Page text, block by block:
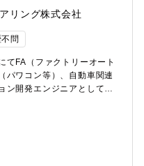
図ることができます。■キャ
向の若手メンバーと共にご
ことができます。【求め
感じる方■新しい技術に興
率先して開発に取り組む方
れるベンチャー企業が集ま
名だたる京都企業からの良
はリスクに対応し得る強固
役割が多様に変化する中で
案するべく、新たな挑戦を
フィナンシャルグループを
ストラクチャーの強化を通
65歳の応答年度末まで勤務
リング株式会社
問
FA（ファクトリーオート
パワコン等）、自動車関連
ン開発エンジニアとして技
等などをご担当いただく予
管理職経験のあるエンジニ
アについて3か月に1回面談
※ご経験及びご希望にあ